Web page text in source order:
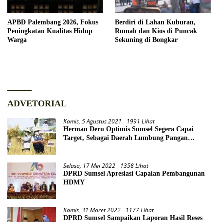
APBD Palembang 2026, Fokus
Peningkatan Kualitas Hidup
Warga
Berdiri di Lahan Kuburan,
Rumah dan Kios di Puncak
Sekuning di Bongkar
ADVETORIAL
Kamis, 5 Agustus 2021 1991 Lihat
Herman Deru Optimis Sumsel Segera Capai
Target, Sebagai Daerah Lumbung Pangan
Selasa, 17 Mei 2022 1358 Lihat
DPRD Sumsel Apresiasi Capaian Pembangunan
HDMY
Kamis, 31 Maret 2022 1177 Lihat
DPRD Sumsel Sampaikan Laporan Hasil Reses